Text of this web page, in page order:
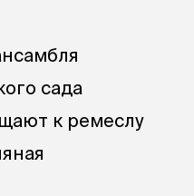
сада
к ремеслу